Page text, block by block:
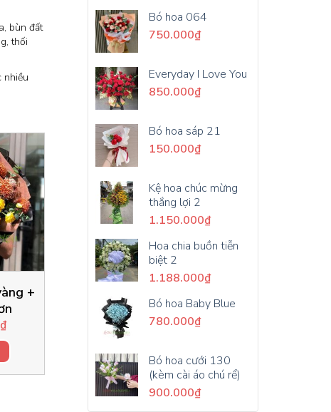
bùn đất
thối
nhiều
+
₫
Bó hoa 064
750.000₫
Everyday I Love You
850.000₫
Bó hoa sáp 21
150.000₫
Kệ hoa chúc mừng
thắng lợi 2
1.150.000₫
Hoa chia buồn tiễn
biệt 2
1.188.000₫
Bó hoa Baby Blue
780.000₫
Bó hoa cưới 130
(kèm cài áo chú rể)
900.000₫